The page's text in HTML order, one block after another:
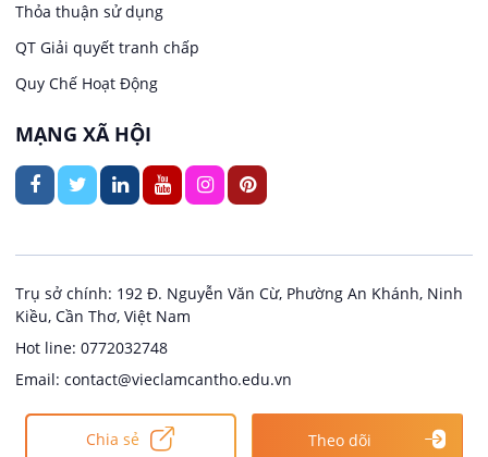
Chia sẻ Theo dõi
Ngân hàng
Nhà hàng / Khách sạn
Thủy Sản
Quản lý chất lượng (QA/QC)
Việc làm tại Thuận Hưng
Việc làm tại Vị Thanh
Việc làm tại Long Phú 1
Việc làm tại Đại Thành
Việc làm tại Ngã Bảy
Thỏa thuận sử dụng
QT Giải quyết tranh chấp
Quy Chế Hoạt Động
MẠNG XÃ HỘI
Trụ sở chính: 192 Đ. Nguyễn Văn Cừ, Phường An Khánh, Ninh
Kiều, Cần Thơ, Việt Nam
Hot line: 0772032748
Email: contact@vieclamcantho.edu.vn
Copyright @ 2024Việc làm Cần Thơ